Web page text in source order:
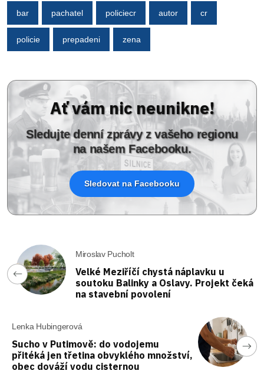
bar pachatel policiecr autor cr
policie prepadeni zena
Ať vám nic neunikne!
Sledujte denní zprávy z vašeho regionu
na našem Facebooku.
Sledovat na Facebooku
Miroslav Pucholt
Velké Meziříčí chystá náplavku u
soutoku Balinky a Oslavy. Projekt čeká
na stavební povolení
Lenka Hubingerová
Sucho v Putimově: do vodojemu
přitéká jen třetina obvyklého množství,
obec dováží vodu cisternou